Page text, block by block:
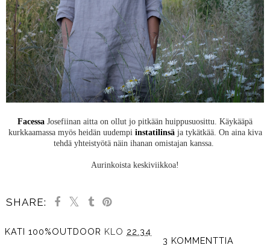
Facessa Josefiinan aitta on ollut jo pitkään huippusuosittu. Käykääpä
kurkkaamassa myös heidän uudempi instatilinsäja tykätkää. On aina kiva
tehdä yhteistyötä näin ihanan omistajan kanssa.
Aurinkoista keskiviikkoa!
SHARE:
KATI 100%OUTDOOR KLO 22.34
3 KOMMENTTIA